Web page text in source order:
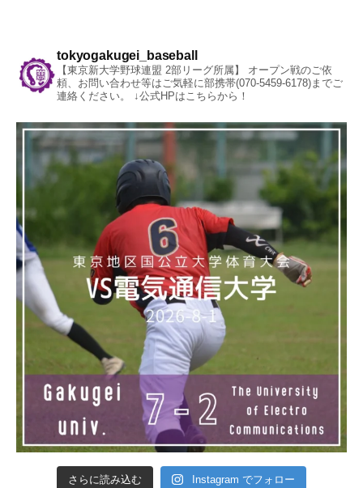
tokyogakugei_baseball
【東京新大学野球連盟 2部リーグ所属】
オープン戦のご依
頼、お問い合わせ等はご気軽に部携帯(070-5459-6178)までご
連絡ください。
↓公式HPはこちらから！
さらに読み込む Instagram でフォロー